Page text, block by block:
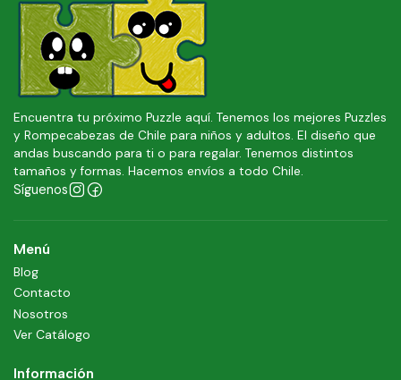
Encuentra tu próximo Puzzle aquí. Tenemos los mejores Puzzles
y Rompecabezas de Chile para niños y adultos. El diseño que
andas buscando para ti o para regalar. Tenemos distintos
tamaños y formas. Hacemos envíos a todo Chile.
Síguenos
Menú
Blog
Contacto
Nosotros
Ver Catálogo
Información